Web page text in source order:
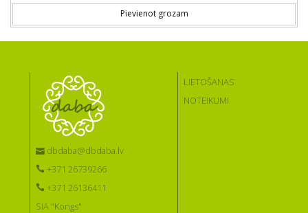
Pievienot grozam
dbdaba@dbdaba.lv
+371 26739266
+371 26136411
SIA "Kongs"
LIETOŠANAS
NOTEIKUMI